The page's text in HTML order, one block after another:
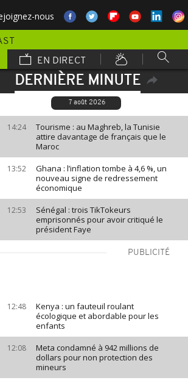
nous
EN DIRECT
DERNIÈRE MINUTE
7 août 2026
14:24
Tourisme : au Maghreb, la Tunisie
attire davantage de français que le
Maroc
13:52
Ghana : l’inflation tombe à 4,6 %, un
nouveau signe de redressement
économique
12:53
Sénégal : trois TikTokeurs
emprisonnés pour avoir critiqué le
président Faye
PUBLICITÉ
12:48
Kenya : un fauteuil roulant
écologique et abordable pour les
enfants
12:08
Meta condamné à 942 millions de
dollars pour non protection des
mineurs